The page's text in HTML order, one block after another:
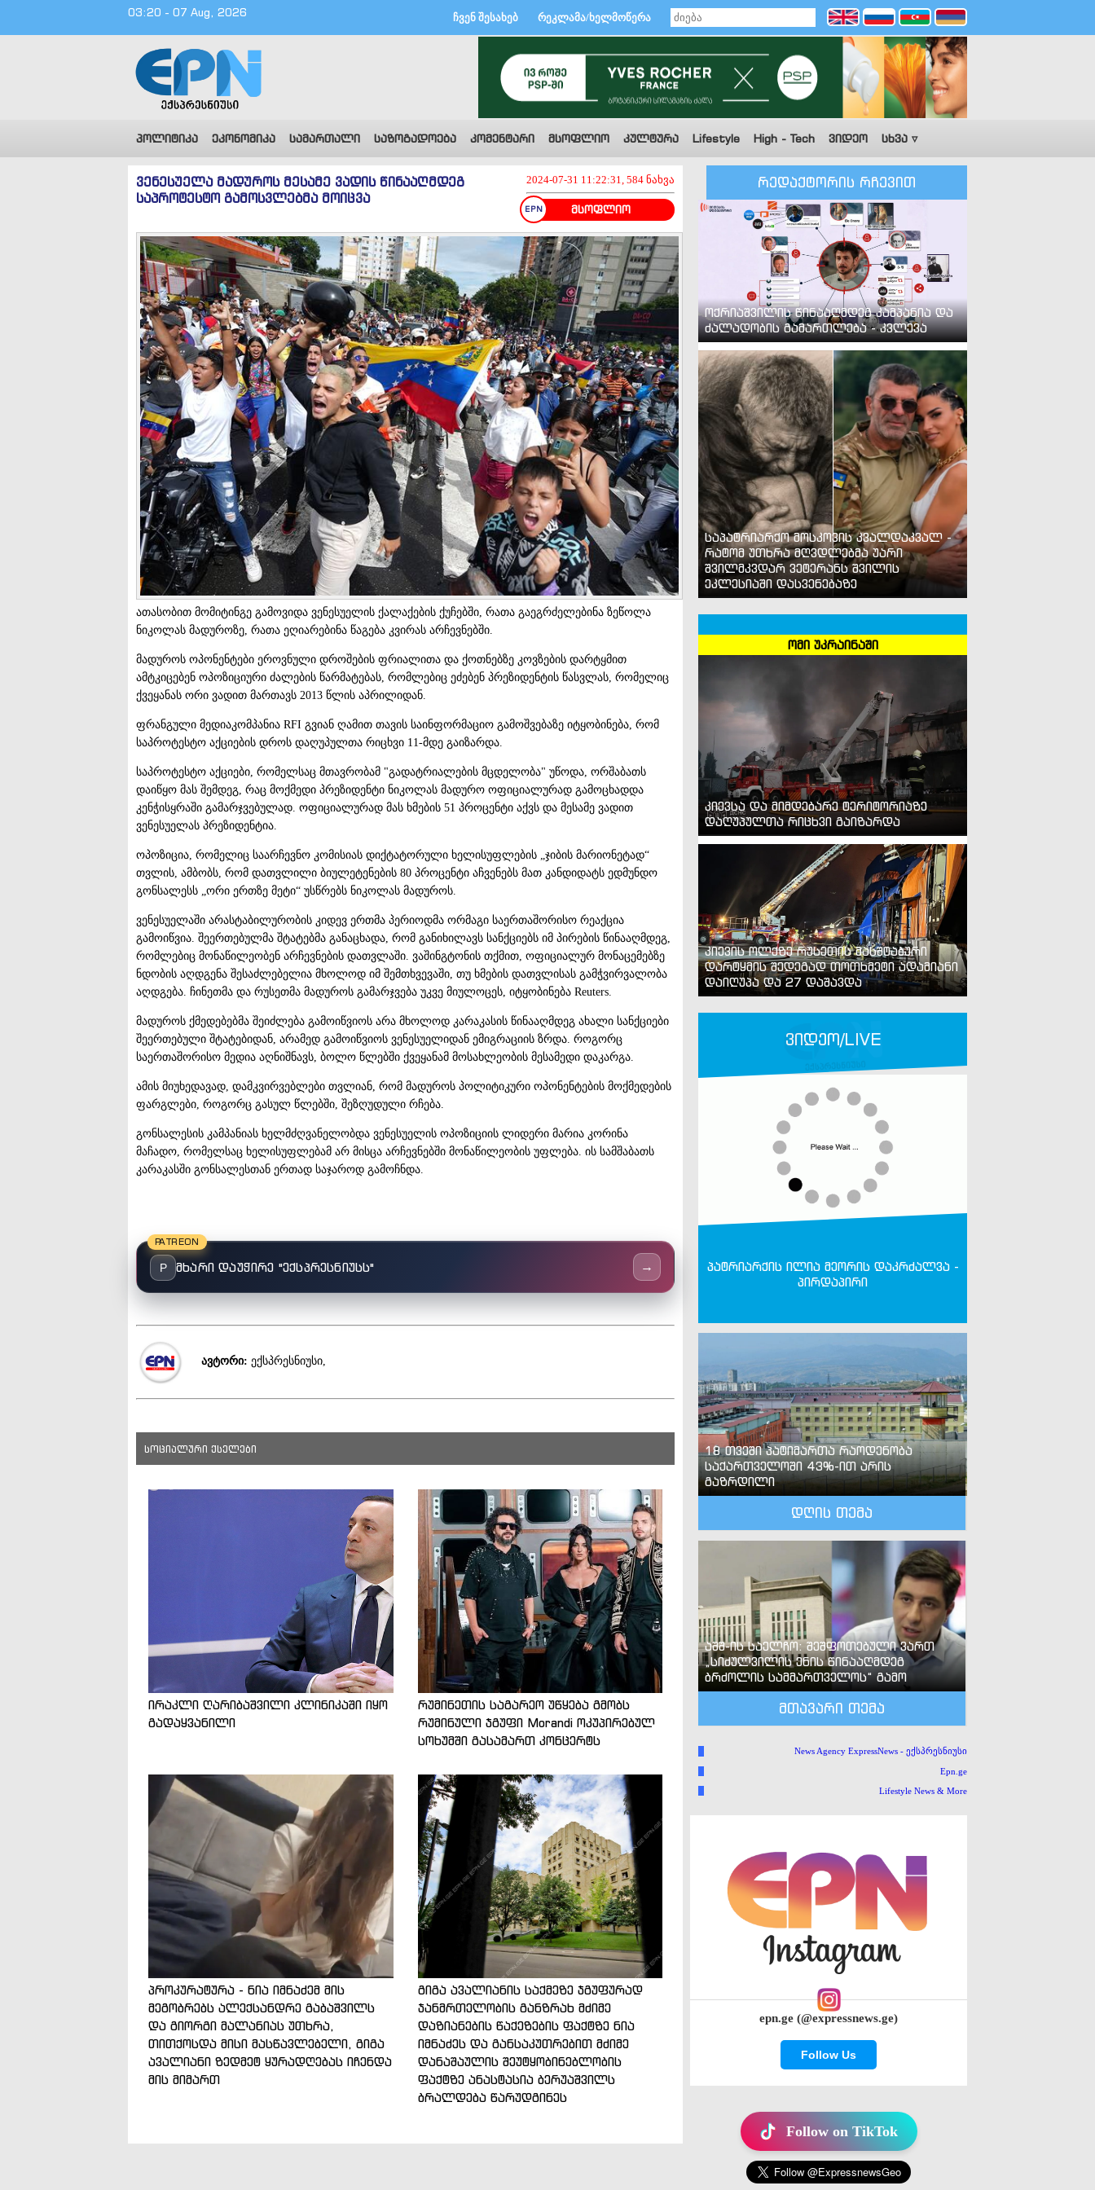
03:20 - 07 Aug, 2026 ჩვენ შესახებ რეკლამა/ხელმოწერა
პოლიტიკა ეკონომიკა სამართალი საზოგადოება კომენტარი მსოფლიო კულტურა Lifestyle High - Tech ვიდეო სხვა ▿
2024-07-31 11:22:31, 584 ნახვა
მსოფლიო
ვენესუელა მადუროს მესამე ვადის წინააღმდეგ
საპროტესტო გამოსვლებმა მოიცვა
ათასობით მომიტინგე გამოვიდა ვენესუელის ქალაქების ქუჩებში, რათა გაეგრძელებინა ზეწოლა
ნიკოლას მადუროზე, რათა ეღიარებინა წაგება კვირას არჩევნებში.
მადუროს ოპონენტები ეროვნული დროშების ფრიალითა და ქოთნებზე კოვზების დარტყმით
ამტკიცებენ ოპოზიციური ძალების წარმატებას, რომლებიც ეძებენ პრეზიდენტის წასვლას, რომელიც
ქვეყანას ორი ვადით მართავს 2013 წლის აპრილიდან.
ფრანგული მედიაკომპანია RFI გვიან ღამით თავის საინფორმაციო გამოშვებაზე იტყობინება, რომ
საპროტესტო აქციების დროს დაღუპულთა რიცხვი 11-მდე გაიზარდა.
საპროტესტო აქციები, რომელსაც მთავრობამ "გადატრიალების მცდელობა" უწოდა, ორშაბათს
დაიწყო მას შემდეგ, რაც მოქმედი პრეზიდენტი ნიკოლას მადურო ოფიციალურად გამოცხადდა
კენჭისყრაში გამარჯვებულად. ოფიციალურად მას ხმების 51 პროცენტი აქვს და მესამე ვადით
ვენესუელას პრეზიდენტია.
ოპოზიცია, რომელიც საარჩევნო კომისიას დიქტატორული ხელისუფლების „ჯიბის მარიონეტად“
თვლის, ამბობს, რომ დათვლილი ბიულეტენების 80 პროცენტი აჩვენებს მათ კანდიდატს ედმუნდო
გონსალესს „ორი ერთზე მეტი“ უსწრებს ნიკოლას მადუროს.
ვენესუელაში არასტაბილურობის კიდევ ერთმა პერიოდმა ორმაგი საერთაშორისო რეაქცია
გამოიწვია. შეერთებულმა შტატებმა განაცხადა, რომ განიხილავს სანქციებს იმ პირების წინააღმდეგ,
რომლებიც მონაწილეობენ არჩევნების დათვლაში. ვაშინგტონის თქმით, ოფიციალურ მონაცემებზე
ნდობის აღდგენა შესაძლებელია მხოლოდ იმ შემთხვევაში, თუ ხმების დათვლისას გამჭვირვალობა
აღდგება. ჩინეთმა და რუსეთმა მადუროს გამარჯვება უკვე მიულოცეს, იტყობინება Reuters.
მადუროს ქმედებებმა შეიძლება გამოიწვიოს არა მხოლოდ კარაკასის წინააღმდეგ ახალი სანქციები
შეერთებული შტატებიდან, არამედ გამოიწვიოს ვენესუელიდან ემიგრაციის ზრდა. როგორც
საერთაშორისო მედია აღნიშნავს, ბოლო წლებში ქვეყანამ მოსახლეობის მესამედი დაკარგა.
ამის მიუხედავად, დამკვირვებლები თვლიან, რომ მადუროს პოლიტიკური ოპონენტების მოქმედების
ფარგლები, როგორც გასულ წლებში, შეზღუდული რჩება.
გონსალესის კამპანიას ხელმძღვანელობდა ვენესუელის ოპოზიციის ლიდერი მარია კორინა
მაჩადო, რომელსაც ხელისუფლებამ არ მისცა არჩევნებში მონაწილეობის უფლება. ის სამშაბათს
კარაკასში გონსალესთან ერთად საჯაროდ გამოჩნდა.
PATREON
P მხარი დაუჭირე "ექსპრესნიუსს" →
ავტორი: ექსპრესნიუსი,
სოციალური ქსელები
ირაკლი ღარიბაშვილი კლინიკაში იყო
გადაყვანილი
რუმინეთის საგარეო უწყება გმობს
რუმინული ჯგუფი Morandi ოკუპირებულ
სოხუმში გასამართ კონცერტს
პროკურატურა - ნია იმნაძემ მის
მეგობრებს ალექსანდრე გაბაშვილს
და გიორგი მალანიას უთხრა,
თითქოსდა მისი მასწავლებელი, გიგა
ავალიანი ზედმეტ ყურადღებას იჩენდა
მის მიმართ
გიგა ავალიანის საქმეზე ჯგუფურად
ჯანმრთელობის განზრახ მძიმე
დაზიანების წაქეზების ფაქტზე ნია
იმნაძეს და განსაკუთრებით მძიმე
დანაშაულის შეუტყობინებლობის
ფაქტზე ანასტასია ბერუაშვილს
ბრალდება წარუდგინეს
რედაქტორის რჩევით
ოქრიაშვილის წინააღმდეგ კამპანია და
ძალადობის გამართლება - კვლევა
საპატრიარქო მოსკოვის კვალდაკვალ -
რატომ უთხრა მღვდლებმა უარი
შვილმკვდარ ვეტერანს შვილის
ეკლესიაში დასვენებაზე
ომი უკრაინაში
კიევსა და მიმდებარე ტერიტორიაზე
დაღუპულთა რიცხვი გაიზარდა
კიევის ოლქზე რუსეთის მასშტაბური
დარტყმის შედეგად თოთხმეტი ადამიანი
დაიღუპა და 27 დაშავდა
ვიდეო/LIVE
პატრიარქის ილია მეორის დაკრძალვა -
პირდაპირი
18 თვეში პატიმართა რაოდენობა
საქართველოში 43%-ით არის
გაზრდილი
დღის თემა
აშშ-ის საელჩო: შეშფოთებული ვართ
„სიძულვილის ენის წინააღმდეგ
ბრძოლის სამმართველოს“ გამო
მთავარი თემა
News Agency ExpressNews - ექსპრესნიუსი
Epn.ge
Lifestyle News & More
epn.ge (@expressnews.ge)
Follow Us
Follow on TikTok